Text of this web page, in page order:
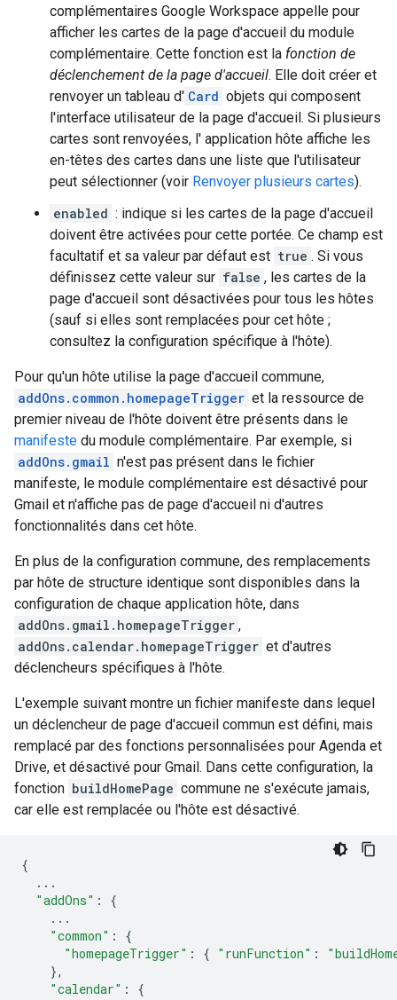
complémentaires Google Workspace appelle pour
afficher les cartes de la page d'accueil du module
complémentaire. Cette fonction est la fonction de
déclenchement de la page d'accueil. Elle doit créer et
renvoyer un tableau d' Card objets qui composent
l'interface utilisateur de la page d'accueil. Si plusieurs
cartes sont renvoyées, l' application hôte affiche les
en-têtes des cartes dans une liste que l'utilisateur
peut sélectionner (voir Renvoyer plusieurs cartes).
enabled : indique si les cartes de la page d'accueil
doivent être activées pour cette portée. Ce champ est
facultatif et sa valeur par défaut est true . Si vous
définissez cette valeur sur false , les cartes de la
page d'accueil sont désactivées pour tous les hôtes
(sauf si elles sont remplacées pour cet hôte ;
consultez la configuration spécifique à l'hôte).
Pour qu'un hôte utilise la page d'accueil commune,
addOns.common.homepageTrigger et la ressource de
premier niveau de l'hôte doivent être présents dans le
manifeste du module complémentaire. Par exemple, si
addOns.gmail n'est pas présent dans le fichier
manifeste, le module complémentaire est désactivé pour
Gmail et n'affiche pas de page d'accueil ni d'autres
fonctionnalités dans cet hôte.
En plus de la configuration commune, des remplacements
par hôte de structure identique sont disponibles dans la
configuration de chaque application hôte, dans
addOns.gmail.homepageTrigger ,
addOns.calendar.homepageTrigger et d'autres
déclencheurs spécifiques à l'hôte.
L'exemple suivant montre un fichier manifeste dans lequel
un déclencheur de page d'accueil commun est défini, mais
remplacé par des fonctions personnalisées pour Agenda et
Drive, et désactivé pour Gmail. Dans cette configuration, la
fonction buildHomePage commune ne s'exécute jamais,
car elle est remplacée ou l'hôte est désactivé.
{
...
"addOns" :
{
...
"common" :
{
"homepageTrigger" : { "runFunction" :
},
"calendar" :
{